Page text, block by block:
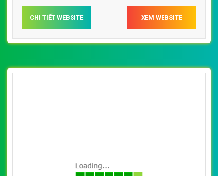
CHI TIẾT WEBSITE XEM WEBSITE